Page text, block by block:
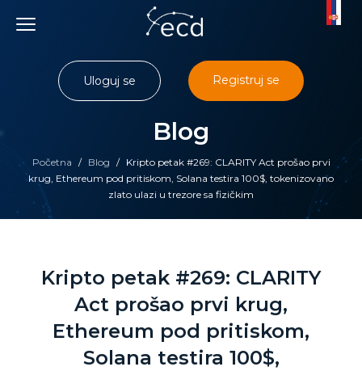
content
Početna / Blog /
Kripto petak #269: CLARITY Act prošao prvi
krug, Ethereum pod pritiskom, Solana testira 100$, tokenizovano
zlato ulazi u trezore sa fizičkim
Blog
Uloguj se Registruj se
Kripto petak #269: CLARITY
Act prošao prvi krug,
Ethereum pod pritiskom,
Solana testira 100$,